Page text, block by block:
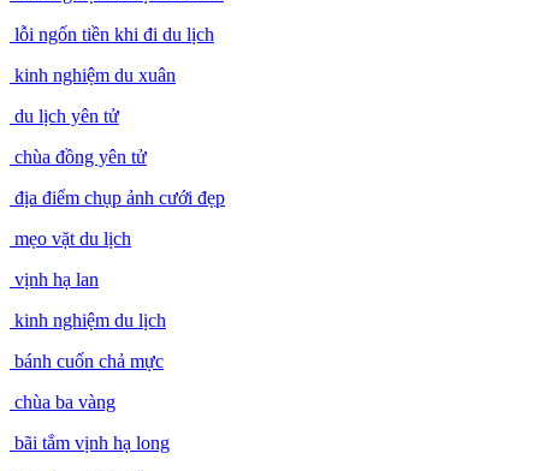
lỗi ngốn tiền khi đi du lịch
kinh nghiệm du xuân
du lịch yên tử
chùa đồng yên tử
địa điểm chụp ảnh cưới đẹp
mẹo vặt du lịch
vịnh hạ lan
kinh nghiệm du lịch
bánh cuốn chả mực
chùa ba vàng
bãi tắm vịnh hạ long